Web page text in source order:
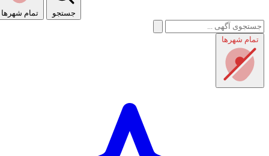
راهنمای استفاده
تمام شهر‌ها جستجو
تمام شهر‌ها